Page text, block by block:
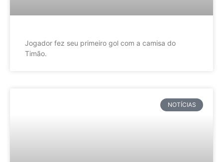
Jogador fez seu primeiro gol com a camisa do
Timão.
NOTÍCIAS